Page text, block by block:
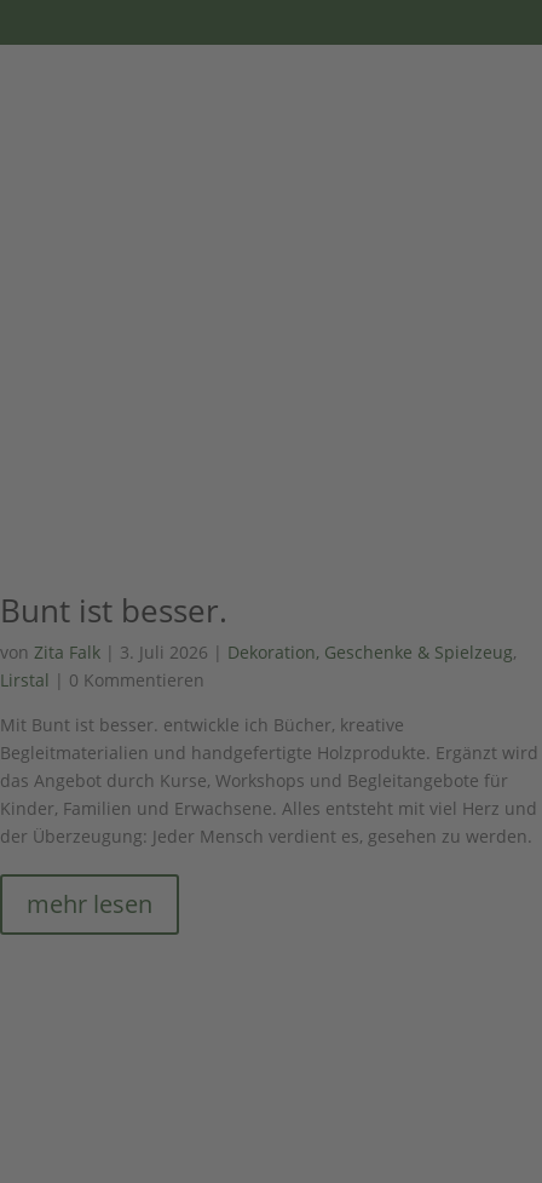
Bunt ist besser.
von Zita Falk | 3. Juli 2026 | Dekoration, Geschenke & Spielzeug,
Lirstal | 0 Kommentieren
Mit Bunt ist besser. entwickle ich Bücher, kreative
Begleitmaterialien und handgefertigte Holzprodukte. Ergänzt wird
das Angebot durch Kurse, Workshops und Begleitangebote für
Kinder, Familien und Erwachsene. Alles entsteht mit viel Herz und
der Überzeugung: Jeder Mensch verdient es, gesehen zu werden.
mehr lesen